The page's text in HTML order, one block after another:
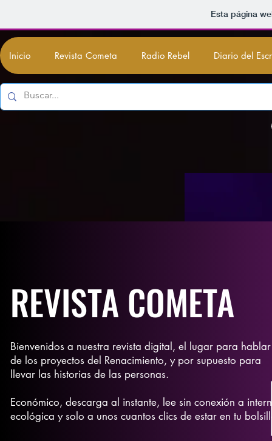
Esta página
Inicio Revista Cometa Radio Rebel Diario del
REVISTA COMETA
Bienvenidos a nuestra revista digital, el lugar para hablar
de los proyectos del Renacimiento, y por supuesto para
llevar las historias de las personas.
Económico, descarga al instante, lee sin conexión a
ecológica y solo a unos cuantos clics de estar en tu